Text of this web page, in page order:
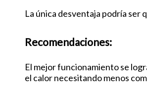
La única desventaja podría ser
Recomendaciones:
El mejor funcionamiento se
el calor necesitando menos